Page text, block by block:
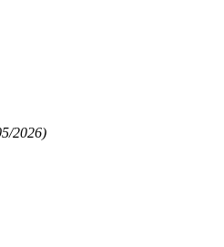
2026)